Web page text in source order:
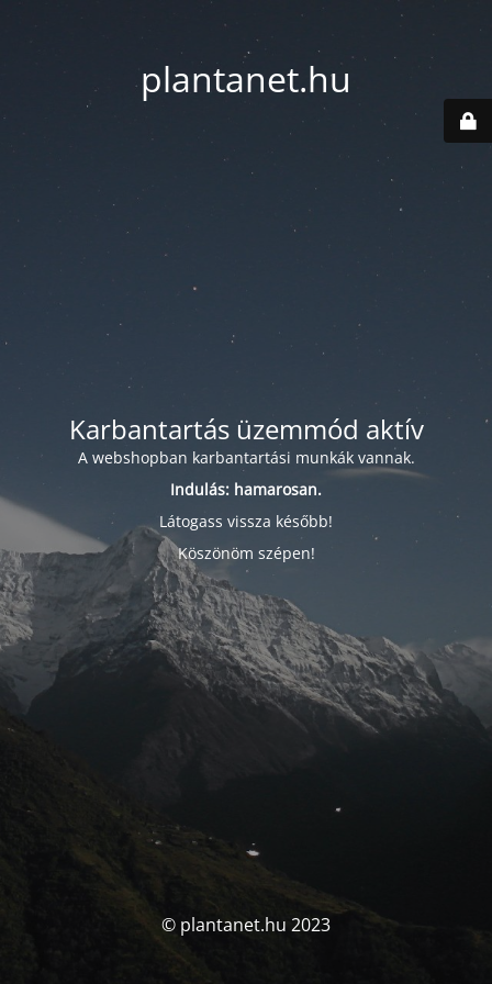
plantanet.hu
Karbantartás üzemmód aktív
A webshopban karbantartási munkák vannak.
Indulás: hamarosan.
Látogass vissza később!
Köszönöm szépen!
© plantanet.hu 2023